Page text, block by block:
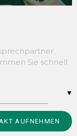
Sie schnell
AUFNEHMEN